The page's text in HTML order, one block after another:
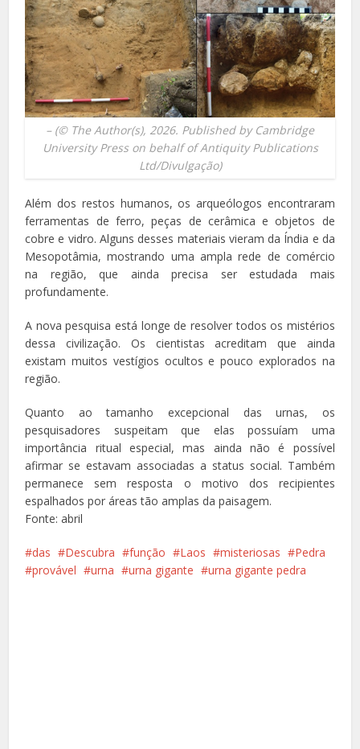
– (© The Author(s), 2026. Published by Cambridge
University Press on behalf of Antiquity Publications
Ltd/Divulgação)
Além dos restos humanos, os arqueólogos encontraram
ferramentas de ferro, peças de cerâmica e objetos de
cobre e vidro. Alguns desses materiais vieram da Índia e da
Mesopotâmia, mostrando uma ampla rede de comércio
na região, que ainda precisa ser estudada mais
profundamente.
A nova pesquisa está longe de resolver todos os mistérios
dessa civilização. Os cientistas acreditam que ainda
existam muitos vestígios ocultos e pouco explorados na
região.
Quanto ao tamanho excepcional das urnas, os
pesquisadores suspeitam que elas possuíam uma
importância ritual especial, mas ainda não é possível
afirmar se estavam associadas a status social. Também
permanece sem resposta o motivo dos recipientes
espalhados por áreas tão amplas da paisagem.
Fonte: abril
das Descubra função Laos misteriosas
Pedra
provável
urna urna gigante urna gigante pedra